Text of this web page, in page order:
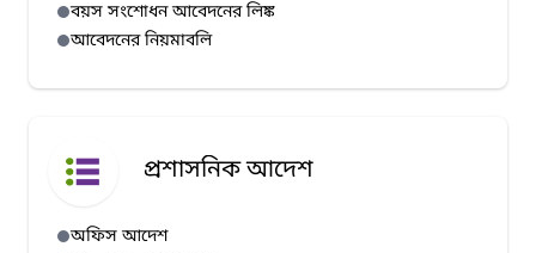
বয়স সংশোধন আবেদনের লিঙ্ক
আবেদনের নিয়মাবলি
প্রশাসনিক আদেশ
অফিস আদেশ